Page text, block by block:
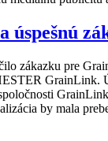
úspešnú
zákazku pre
GrainLink.
by mala